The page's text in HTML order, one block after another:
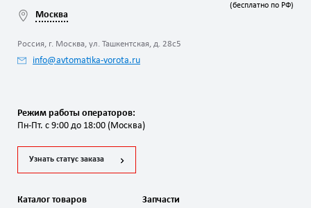
Москва
Россия, г. Москва, ул. Ташкентская, д. 28с5
info@avtomatika-vorota.ru
(бесплатно по РФ)
Режим работы операторов:
Пн-Пт. с 9:00 до 18:00 (Москва)
Узнать статус заказа
Каталог товаров Запчасти